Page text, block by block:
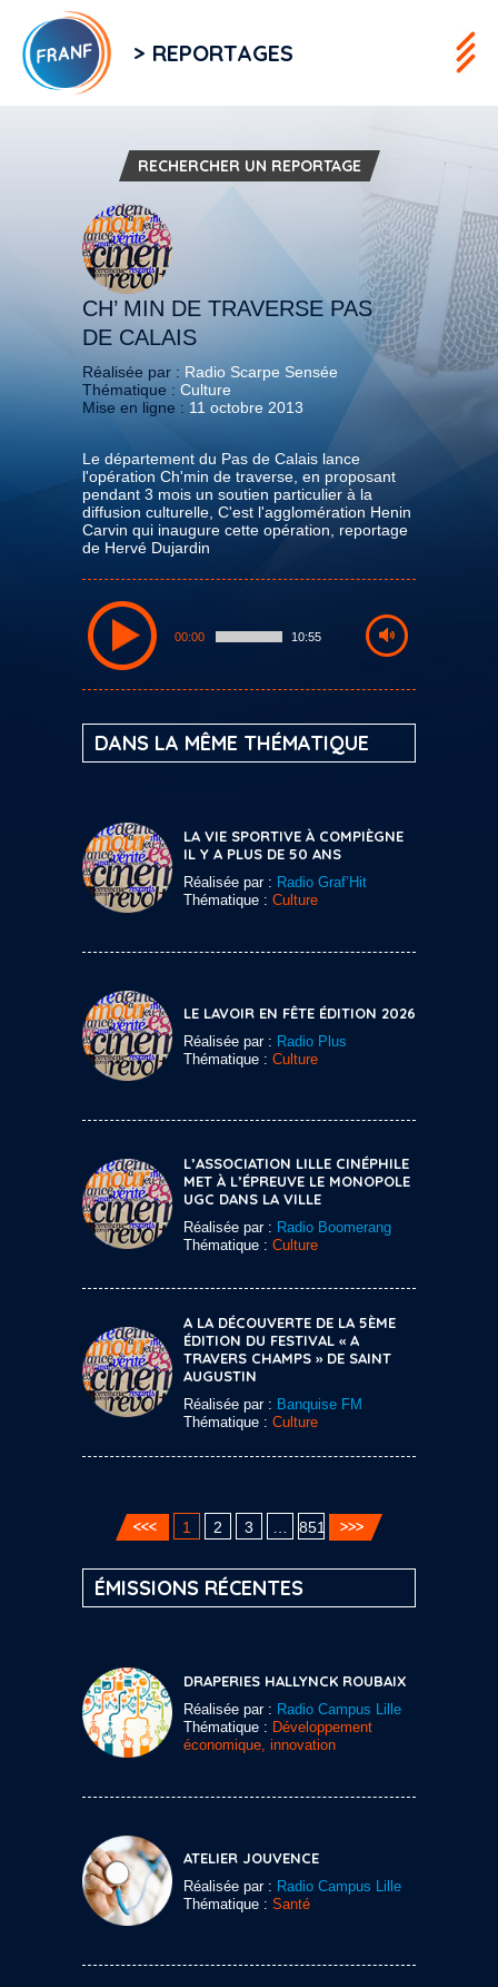
> REPORTAGES
RECHERCHER UN REPORTAGE
CH’ MIN DE TRAVERSE PAS
DE CALAIS
Réalisée par : Radio Scarpe Sensée
Thématique : Culture
Mise en ligne : 11 octobre 2013
Le département du Pas de Calais lance
l'opération Ch'min de traverse, en proposant
pendant 3 mois un soutien particulier à la
diffusion culturelle, C'est l'agglomération Henin
Carvin qui inaugure cette opération, reportage
de Hervé Dujardin
00:00 10:55
DANS LA MÊME THÉMATIQUE
LA VIE SPORTIVE À COMPIÈGNE
IL Y A PLUS DE 50 ANS
Réalisée par : Radio Graf’Hit
Thématique : Culture
LE LAVOIR EN FÊTE ÉDITION 2026
Réalisée par : Radio Plus
Thématique : Culture
L’ASSOCIATION LILLE CINÉPHILE
MET À L’ÉPREUVE LE MONOPOLE
UGC DANS LA VILLE
Réalisée par : Radio Boomerang
Thématique : Culture
A LA DÉCOUVERTE DE LA 5ÈME
ÉDITION DU FESTIVAL « A
TRAVERS CHAMPS » DE SAINT
AUGUSTIN
Réalisée par : Banquise FM
Thématique : Culture
1 2 3 851
ÉMISSIONS RÉCENTES
DRAPERIES HALLYNCK ROUBAIX
Réalisée par : Radio Campus Lille
Thématique : Développement
économique, innovation
ATELIER JOUVENCE
Réalisée par : Radio Campus Lille
Thématique : Santé